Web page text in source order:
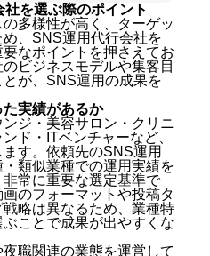
を選ぶ際のポイント
多様性が高く、ターゲッ
め、SNS運用代行会社を
なポイントを押さえてお
ビジネスモデルや集客目
が、SNS運用の成果を
実績があるか
ジ・美容サロン・クリニ
ド・ITベンチャーなど、
す。依頼先のSNS運用
類似業種での運用実績を
常に重要な選定基準で
のフォーマットや投稿タ
略は異なるため、業種特
ことで成果が出やすくな
職関連の業態を運営して